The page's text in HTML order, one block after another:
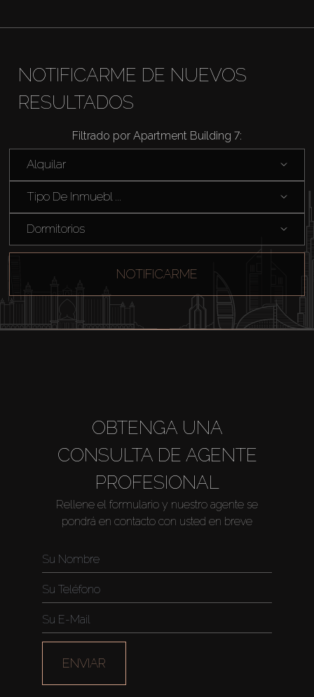
NOTIFICARME DE NUEVOS
RESULTADOS
Filtrado por Apartment Building 7:
Alquilar
Tipo De Inmuebl ...
Dormitorios
NOTIFICARME
OBTENGA UNA
CONSULTA DE AGENTE
PROFESIONAL
Rellene el formulario y nuestro agente se
pondrá en contacto con usted en breve
ENVIAR